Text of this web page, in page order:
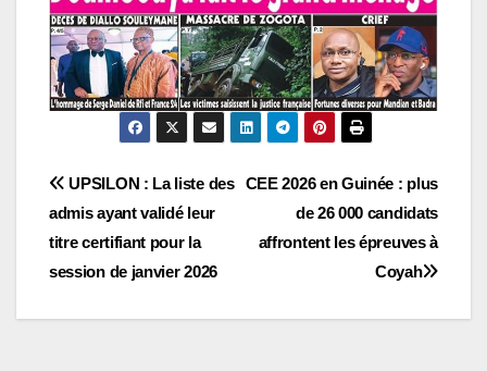
Navigation
de
l’article
CEE 2026 en Guinée : plus
de 26 000 candidats
affrontent les épreuves à
Coyah
UPSILON : La liste des
admis ayant validé leur
titre certifiant pour la
session de janvier 2026